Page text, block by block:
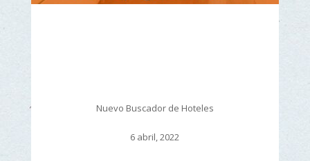
Nuevo Buscador de Hoteles
6 abril, 2022